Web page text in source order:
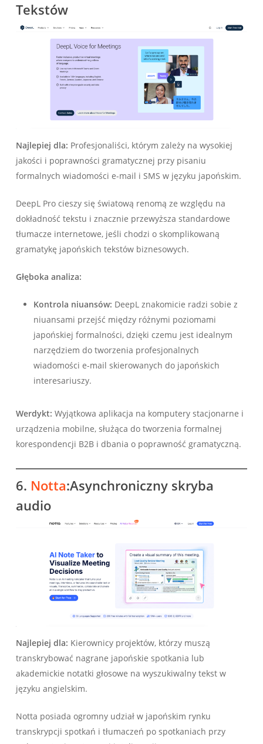
Tekstów
Najlepiej dla: Profesjonaliści, którym zależy na wysokiej
jakości i poprawności gramatycznej przy pisaniu
formalnych wiadomości e-mail i SMS w języku japońskim.
DeepL Pro cieszy się światową renomą ze względu na
dokładność tekstu i znacznie przewyższa standardowe
tłumacze internetowe, jeśli chodzi o skomplikowaną
gramatykę japońskich tekstów biznesowych.
Głęboka analiza:
Kontrola niuansów: DeepL znakomicie radzi sobie z
niuansami przejść między różnymi poziomami
japońskiej formalności, dzięki czemu jest idealnym
narzędziem do tworzenia profesjonalnych
wiadomości e-mail skierowanych do japońskich
interesariuszy.
Werdykt: Wyjątkowa aplikacja na komputery stacjonarne i
urządzenia mobilne, służąca do tworzenia formalnej
korespondencji B2B i dbania o poprawność gramatyczną.
6. Notta:Asynchroniczny skryba
audio
Najlepiej dla: Kierownicy projektów, którzy muszą
transkrybować nagrane japońskie spotkania lub
akademickie notatki głosowe na wyszukiwalny tekst w
języku angielskim.
Notta posiada ogromny udział w japońskim rynku
transkrypcji spotkań i tłumaczeń po spotkaniach przy